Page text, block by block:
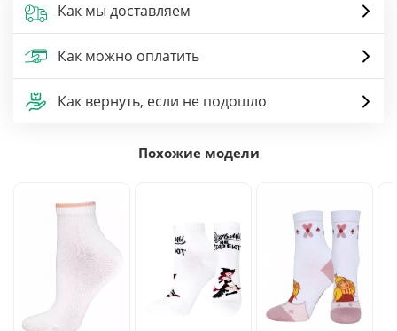
Как мы доставляем
Как можно оплатить
Как вернуть, если не подошло
Похожие модели